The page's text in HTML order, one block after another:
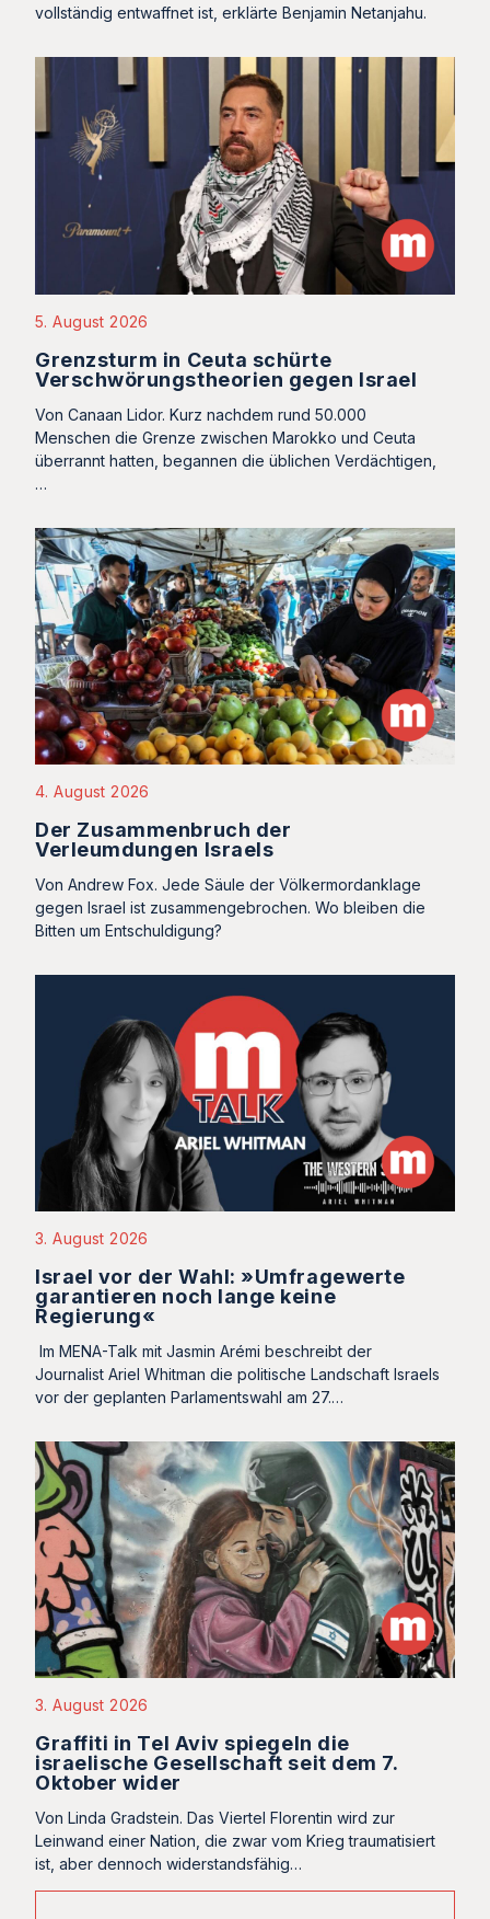
vollständig entwaffnet ist, erklärte Benjamin Netanjahu.
5. August 2026
Grenzsturm in Ceuta schürte
Verschwörungstheorien gegen Israel
Von Canaan Lidor. Kurz nachdem rund 50.000
Menschen die Grenze zwischen Marokko und Ceuta
überrannt hatten, begannen die üblichen Verdächtigen,
…
4. August 2026
Der Zusammenbruch der
Verleumdungen Israels
Von Andrew Fox. Jede Säule der Völkermordanklage
gegen Israel ist zusammengebrochen. Wo bleiben die
Bitten um Entschuldigung?
3. August 2026
Israel vor der Wahl: »Umfragewerte
garantieren noch lange keine
Regierung«
Im MENA-Talk mit Jasmin Arémi beschreibt der
Journalist Ariel Whitman die politische Landschaft Israels
vor der geplanten Parlamentswahl am 27.…
3. August 2026
Graffiti in Tel Aviv spiegeln die
israelische Gesellschaft seit dem 7.
Oktober wider
Von Linda Gradstein. Das Viertel Florentin wird zur
Leinwand einer Nation, die zwar vom Krieg traumatisiert
ist, aber dennoch widerstandsfähig…